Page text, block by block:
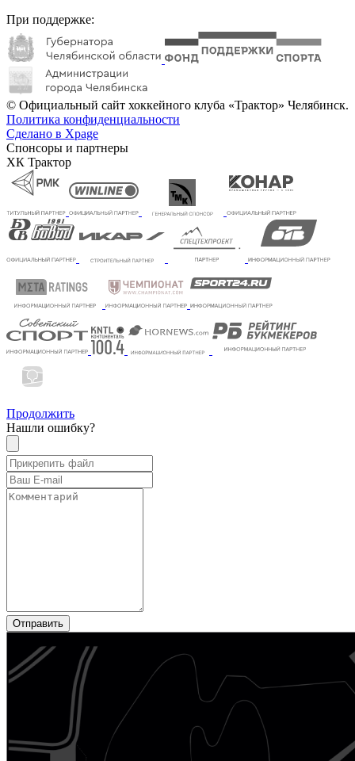
При поддержке:
© Официальный сайт хоккейного клуба «Трактор» Челябинск.
Политика конфиденциальности
Сделано в Xpage
Спонсоры и партнеры
ХК Трактор
Продолжить
Нашли ошибку?